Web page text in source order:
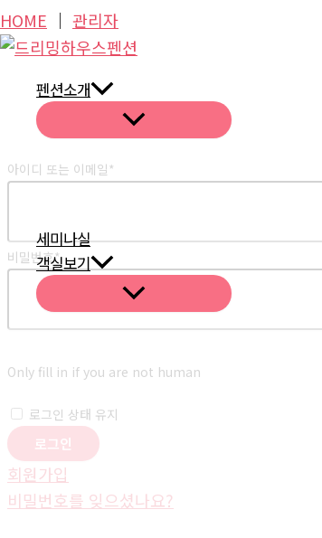
콘
텐
뛰
HOME │ 관리자
펜션소개
세미나실
객실보기
로그인
아이디 또는 이메일 *
비밀번호*
Only fill in if you are not human
로그인 상태 유지
회원가입
비밀번호를 잊으셨나요?